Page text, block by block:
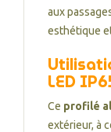
aux
esthétique
LED
Ce profilé
extérieur, à